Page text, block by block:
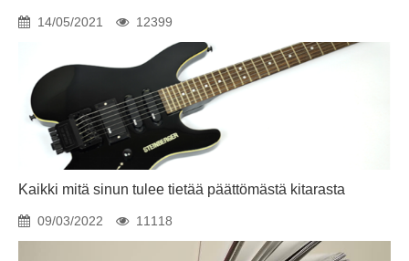
14/05/2021 12399
Kaikki mitä sinun tulee tietää päättömästä kitarasta
09/03/2022 11118